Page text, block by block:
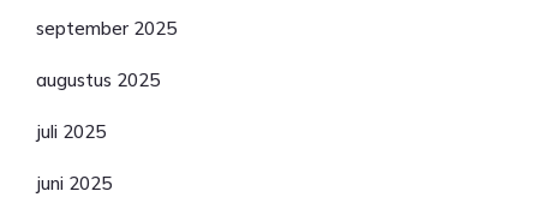
september 2025
augustus 2025
juli 2025
juni 2025